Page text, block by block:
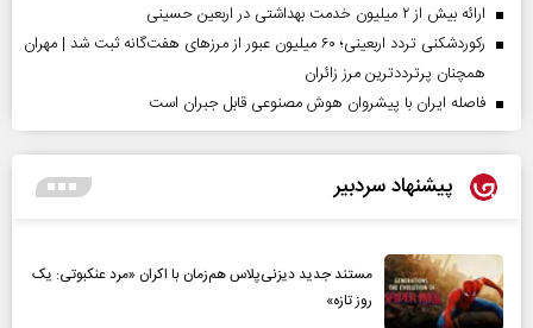
ارائه بیش از ۲ میلیون خدمت بهداشتی در اربعین حسینی
رکوردشکنی تردد اربعینی؛ ۶۰ میلیون عبور از مرزهای هفت‌گانه ثبت شد | مهران
همچنان پرترددترین مرز زائران
فاصله ایران با پیشرو‌ان هوش مصنوعی قابل جبران است
پیشنهاد سردبیر
مستند جدید دیزنی‌پلاس هم‌زمان با اکران «مرد عنکبوتی: یک
روز تازه»